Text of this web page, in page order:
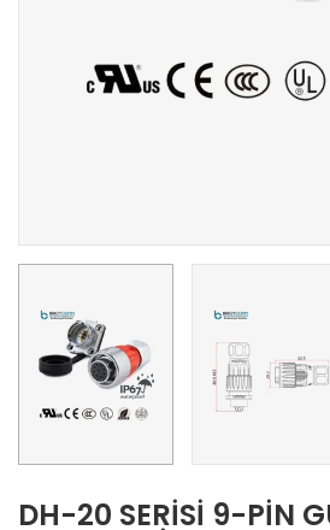
DH-20 SERİSİ 9-PİN